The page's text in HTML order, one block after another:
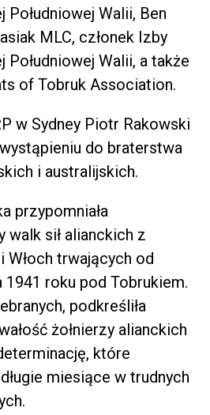
Południowej Walii, Ben
MLC, członek Izby
Południowej Walii, a także
of Tobruk Association.
w Sydney Piotr Rakowski
do braterstwa
i australijskich.
przypomniała
walk sił alianckich z
trwających od
1941 roku pod Tobrukiem.
podkreśliła
żołnierzy alianckich
które
miesiące w trudnych